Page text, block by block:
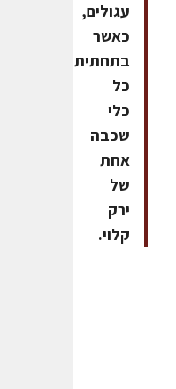
עגולים,
כאשר
בתחתית
כל
כלי
שכבה
אחת
של
ירק
קלוי.